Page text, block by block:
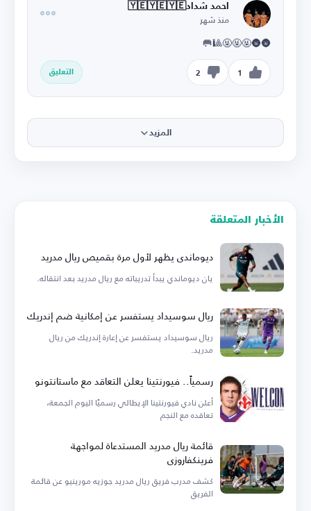
احمد شداد🇾🇪🇾🇪🇾🇪
منذ شهر
🌚🌚🤬🤬🤬🎱🥅
1
2 التعليق
المزيد
الأخبار المتعلقة
ديوماندي يظهر لأول مرة بقميص ريال مدريد
يان ديوماندي يبدأ تدريباته مع ريال مدريد بعد انتقاله.
ريال سوسيداد يستفسر عن إمكانية ضم إندريك
ريال سوسيداد يستفسر عن إعارة إندريك من ريال
مدريد.
رسمياً.. فيورنتينا يعلن التعاقد مع ماستانتونو
أعلن نادي فيورنتينا الإيطالي رسميًا اليوم الجمعة،
تعاقده مع النجم
قائمة ريال مدريد المستدعاة لمواجهة
فرينكفاروزي
كشف مدرب فريق ريال مدريد جوزيه مورينيو عن قائمة
الفريق